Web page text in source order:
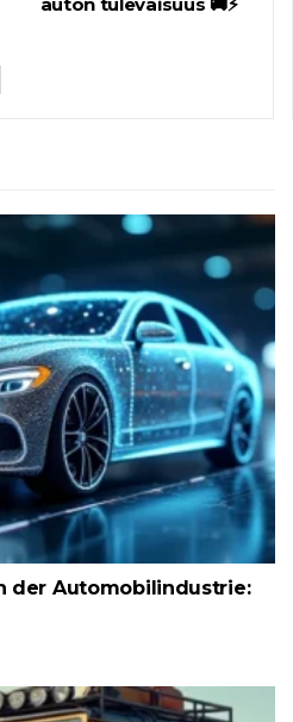
der Automobilindustrie: